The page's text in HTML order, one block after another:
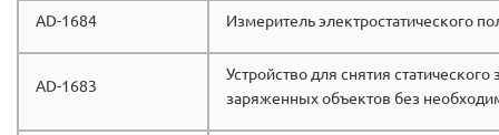
AD-1684 Измеритель электростатического
AD-1683
Устройство для снятия
заряженных объектов без